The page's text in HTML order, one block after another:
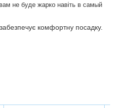
не буде жарко навіть в самый
комфортну посадку.